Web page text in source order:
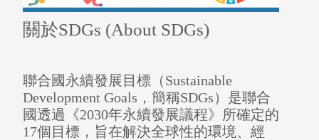
關於SDGs (About SDGs)
聯合國永續發展目標（Sustainable
Development Goals，簡稱SDGs）是聯合
國透過《2030年永續發展議程》所確定的
17個目標，旨在解決全球性的環境、經